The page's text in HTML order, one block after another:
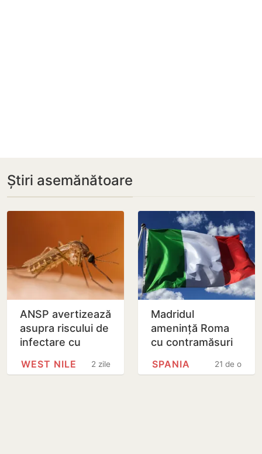
Știri asemănătoare
ANSP avertizează
asupra riscului de
infectare cu
2 zile
WEST NILE
Madridul
amenință Roma
cu contramăsuri
renunță la
21 de ore
SPANIA